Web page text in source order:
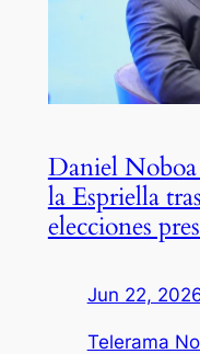
Daniel
la Espriella
elecciones
Jun 22,
Telerama